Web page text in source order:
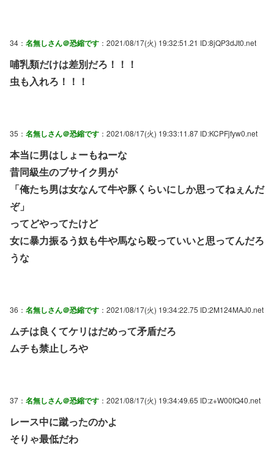
34： 名無しさん＠恐縮です ：2021/08/17(火) 19:32:51.21 ID:8jQP3dJt0.net
哺乳類だけは差別だろ！！！
虫も入れろ！！！
35： 名無しさん＠恐縮です ：2021/08/17(火) 19:33:11.87 ID:KCPFjfyw0.net
本当に男はしょーもねーな
昔同級生のブサイク男が
「俺たち男は女なんて牛や豚くらいにしか思ってねぇんだ
ぞ」
ってどやってたけど
女に暴力振るう奴も牛や馬なら殴っていいと思ってんだろ
うな
36： 名無しさん＠恐縮です ：2021/08/17(火) 19:34:22.75 ID:2M124MAJ0.net
ムチは良くてケリはだめって矛盾だろ
ムチも禁止しろや
37： 名無しさん＠恐縮です ：2021/08/17(火) 19:34:49.65 ID:z+W00fQ40.net
レース中に蹴ったのかよ
そりゃ最低だわ